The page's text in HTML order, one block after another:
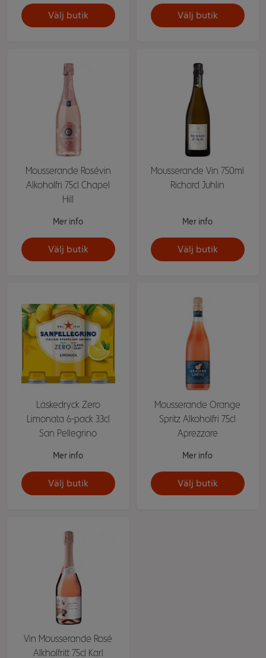
Välj butik Välj butik
Mousserande Rosévin
Alkoholfri 75cl Chapel
Hill
Mer info
Välj butik
Mousserande Vin 750ml
Richard Juhlin
Mer info
Välj butik
Läskedryck Zero
Limonata 6-pack 33cl
San Pellegrino
Mer info
Välj butik
Mousserande Orange
Spritz Alkoholfri 75cl
Aprezzare
Mer info
Välj butik
Vin Mousserande Rosé
Alkholfritt 75cl Karl